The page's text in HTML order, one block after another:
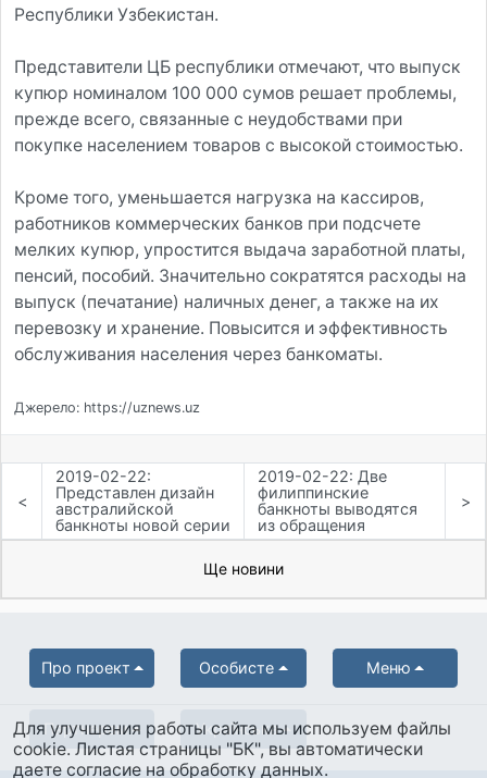
Республики Узбекистан.
Представители ЦБ республики отмечают, что выпуск
купюр номиналом 100 000 сумов решает проблемы,
прежде всего, связанные с неудобствами при
покупке населением товаров с высокой стоимостью.
Кроме того, уменьшается нагрузка на кассиров,
работников коммерческих банков при подсчете
мелких купюр, упростится выдача заработной платы,
пенсий, пособий. Значительно сократятся расходы на
выпуск (печатание) наличных денег, а также на их
перевозку и хранение. Повысится и эффективность
обслуживания населения через банкоматы.
Джерело: https://uznews.uz
<
2019-02-22:
Представлен дизайн
австралийской
банкноты новой серии
2019-02-22: Две
филиппинские
банкноты выводятся
из обращения
>
Ще новини
Про проект Особисте Меню
Партнерам Українська
Для улучшения работы сайта мы используем файлы
cookie. Листая страницы "БК", вы автоматически
даете согласие на обработку данных.